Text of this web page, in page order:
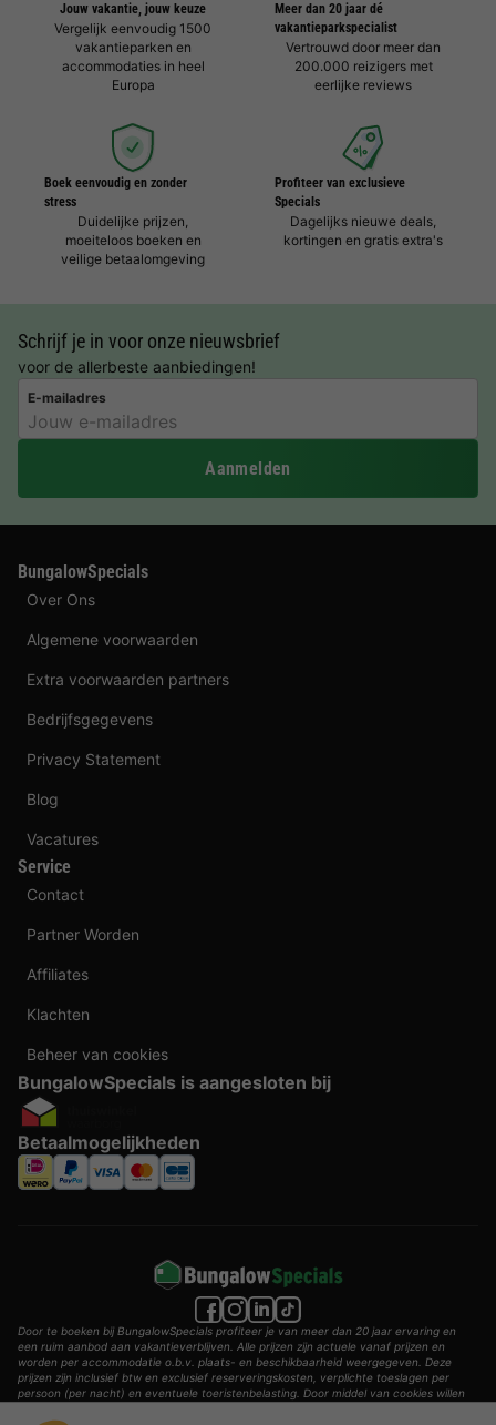
Jouw vakantie, jouw keuze
Vergelijk eenvoudig 1500
vakantieparken en
accommodaties in heel
Europa
Meer dan 20 jaar dé
vakantieparkspecialist
Vertrouwd door meer dan
200.000 reizigers met
eerlijke reviews
Boek eenvoudig en zonder
stress
Duidelijke prijzen,
moeiteloos boeken en
veilige betaalomgeving
Profiteer van exclusieve
Specials
Dagelijks nieuwe deals,
kortingen en gratis extra's
Schrijf je in voor onze nieuwsbrief
voor de allerbeste aanbiedingen!
E-mailadres
Aanmelden
BungalowSpecials
Over Ons
Algemene voorwaarden
Extra voorwaarden partners
Bedrijfsgegevens
Privacy Statement
Blog
Vacatures
Service
Contact
Partner Worden
Affiliates
Klachten
Beheer van cookies
BungalowSpecials is aangesloten bij
Betaalmogelijkheden
Door te boeken bij BungalowSpecials profiteer je van meer dan 20 jaar ervaring en
een ruim aanbod aan vakantieverblijven. Alle prijzen zijn actuele vanaf prijzen en
worden per accommodatie o.b.v. plaats- en beschikbaarheid weergegeven. Deze
prijzen zijn inclusief btw en exclusief reserveringskosten, verplichte toeslagen per
persoon (per nacht) en eventuele toeristenbelasting. Door middel van cookies willen